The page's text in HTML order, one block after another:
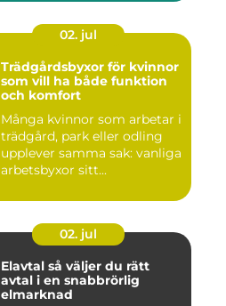
02. jul
Trädgårdsbyxor för kvinnor
som vill ha både funktion
och komfort
Många kvinnor som arbetar i
trädgård, park eller odling
upplever samma sak: vanliga
arbetsbyxor sitt...
02. jul
Elavtal så väljer du rätt
avtal i en snabbrörlig
elmarknad